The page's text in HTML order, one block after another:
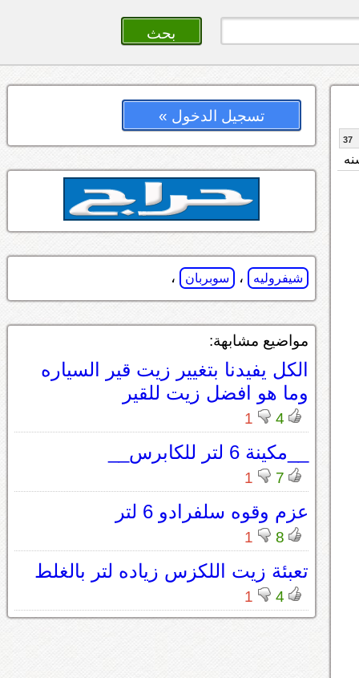
37
تسجيل الدخول »
شيفروليه ، سوبربان ،
مواضيع مشابهة:
الكل يفيدنا بتغيير زيت قير السياره
وما هو افضل زيت للقير
4
1
__مكينة 6 لتر للكابرس__
7
1
عزم وقوه سلفرادو 6 لتر
8
1
تعبئة زيت اللكزس زياده لتر بالغلط
4
1